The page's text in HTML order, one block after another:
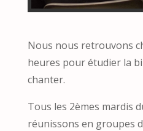
Nous nous retrouvons
heures pour étudier la
chanter.
Tous les 2èmes mardis
réunissons en groupes